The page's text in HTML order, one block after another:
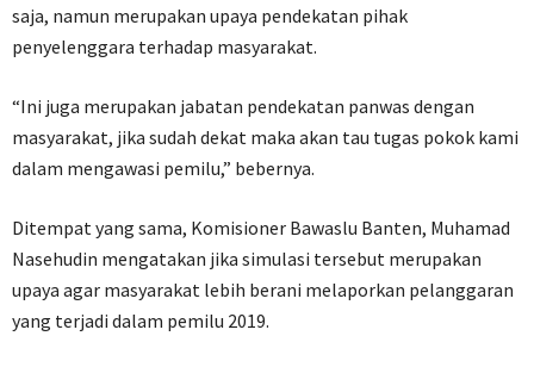
saja, namun merupakan upaya pendekatan pihak
penyelenggara terhadap masyarakat.
“Ini juga merupakan jabatan pendekatan panwas dengan
masyarakat, jika sudah dekat maka akan tau tugas pokok kami
dalam mengawasi pemilu,” bebernya.
Ditempat yang sama, Komisioner Bawaslu Banten, Muhamad
Nasehudin mengatakan jika simulasi tersebut merupakan
upaya agar masyarakat lebih berani melaporkan pelanggaran
yang terjadi dalam pemilu 2019.